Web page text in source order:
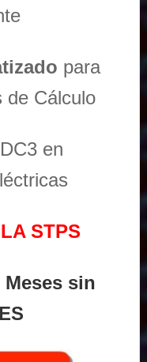
para
de Cálculo
en
STPS
sin